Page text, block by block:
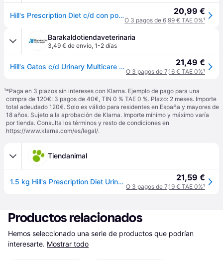
Hill's Prescription Diet c/d con pollo Urinary Care pienso para gatos - 1,5 kg 20,99 €
O 3 pagos de 6,99 € TAE 0%¹
Barakaldotiendaveterinaria
3,49 € de envío, 1-2 días
Hill's Gatos c/d Urinary Multicare 1.5 Kg 21,49 €
O 3 pagos de 7,16 € TAE 0%¹
¹*Paga en 3 plazos sin intereses con Klarna. Ejemplo de pago para una
compra de 120€: 3 pagos de 40€, TIN 0 % TAE 0 %. Plazo: 2 meses. Importe
total adeudado 120€. Solo es válido para residentes en España y mayores de
18 años. Sujeto a la aprobación de Klarna. Importe mínimo y máximo varía
por tienda. Consulta los términos y resto de condiciones en
https://www.klarna.com/es/legal/.
Tiendanimal
1.5 kg Hill's Prescription Diet Urinary Care c/d Pollo pienso para gatos 21,59 €
O 3 pagos de 7,19 € TAE 0%¹
Productos relacionados
Hemos seleccionado una serie de productos que podrían
interesarte. Mostrar todo